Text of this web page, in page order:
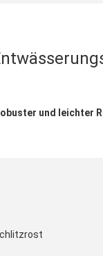
und leichter